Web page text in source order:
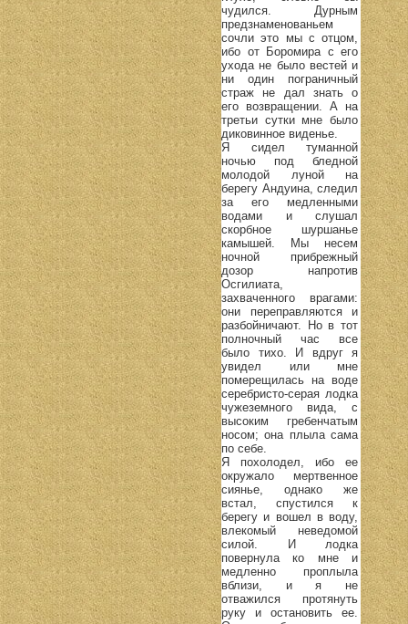
чудился. Дурным
предзнаменованьем
сочли это мы с отцом,
ибо от Боромира с его
ухода не было вестей и
ни один пограничный
страж не дал знать о
его возвращении. А на
третьи сутки мне было
диковинное виденье.
Я сидел туманной
ночью под бледной
молодой луной на
берегу Андуина, следил
за его медленными
водами и слушал
скорбное шуршанье
камышей. Мы несем
ночной прибрежный
дозор напротив
Осгилиата,
захваченного врагами:
они переправляются и
разбойничают. Но в тот
полночный час все
было тихо. И вдруг я
увидел или мне
померещилась на воде
серебристо-серая лодка
чужеземного вида, с
высоким гребенчатым
носом; она плыла сама
по себе.
Я похолодел, ибо ее
окружало мертвенное
сиянье, однако же
встал, спустился к
берегу и вошел в воду,
влекомый неведомой
силой. И лодка
повернула ко мне и
медленно проплыла
вблизи, и я не
отважился протянуть
руку и остановить ее.